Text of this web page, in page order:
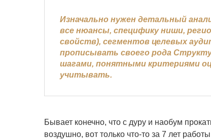
Изначально нужен детальный
все нюансы, специфику ниши,
свойств), сегментов целевых
прописывать своего рода
шагами, понятными критериями
учитывать.
Бывает конечно, что с дуру и наобум
воздушно, вот только что-то за 7 лет